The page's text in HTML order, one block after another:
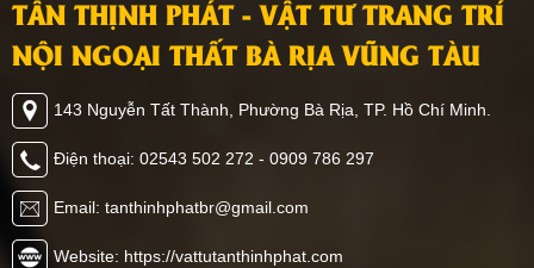
TÂN THỊNH PHÁT - VẬT TƯ TRANG TRÍ
NỘI NGOẠI THẤT BÀ RỊA VŨNG TÀU
143 Nguyễn Tất Thành, Phường Bà Rịa, TP. Hồ Chí Minh.
Điện thoại: 02543 502 272 - 0909 786 297
Email: tanthinhphatbr@gmail.com
Website: https://vattutanthinhphat.com